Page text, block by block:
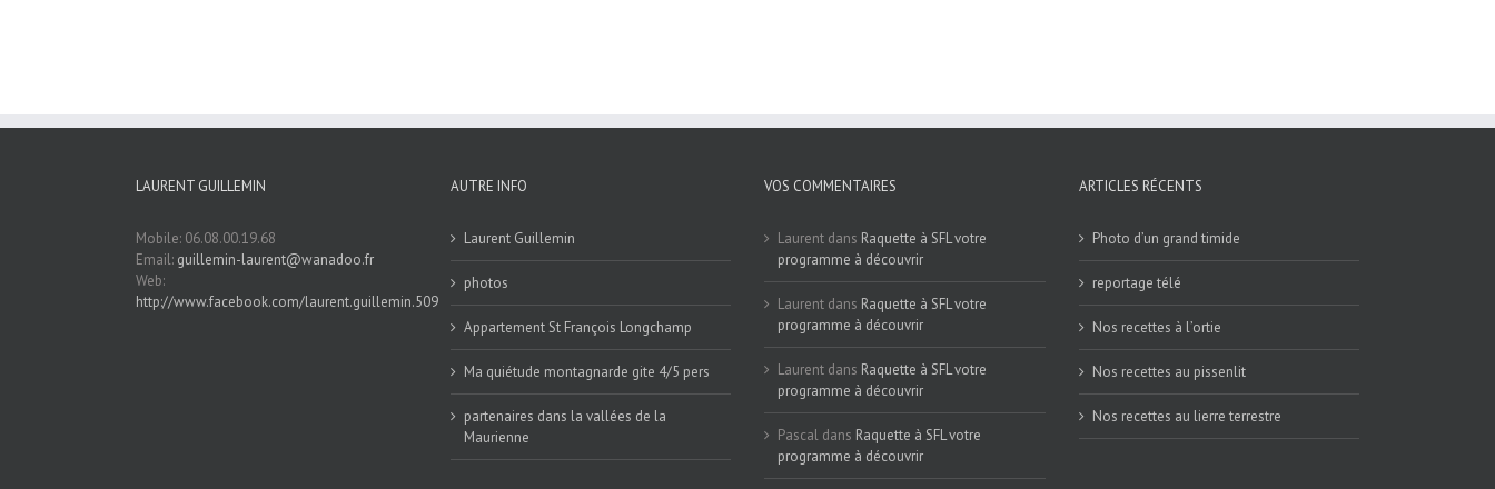
LAURENT GUILLEMIN
Mobile: 06.08.00.19.68
Email: guillemin-laurent@wanadoo.fr
Web:
http://www.facebook.com/laurent.guillemin.509
AUTRE INFO
Laurent Guillemin
photos
Appartement St François Longchamp
Ma quiétude montagnarde gite 4/5 pers
partenaires dans la vallées de la
Maurienne
VOS COMMENTAIRES
Laurent dans Raquette à SFL votre
programme à découvrir
Laurent dans Raquette à SFL votre
programme à découvrir
Laurent dans Raquette à SFL votre
programme à découvrir
Pascal dans Raquette à SFL votre
programme à découvrir
ARTICLES RÉCENTS
Photo d’un grand timide
reportage télé
Nos recettes à l’ortie
Nos recettes au pissenlit
Nos recettes au lierre terrestre